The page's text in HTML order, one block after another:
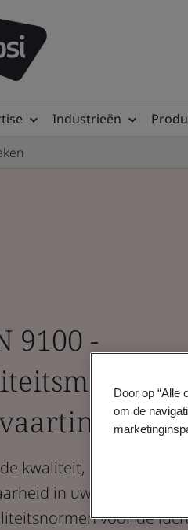
Industrieën
9100 -
kwaliteit, efficiëntie en
in uw hele supply
voor de
Door op “Alle
om de